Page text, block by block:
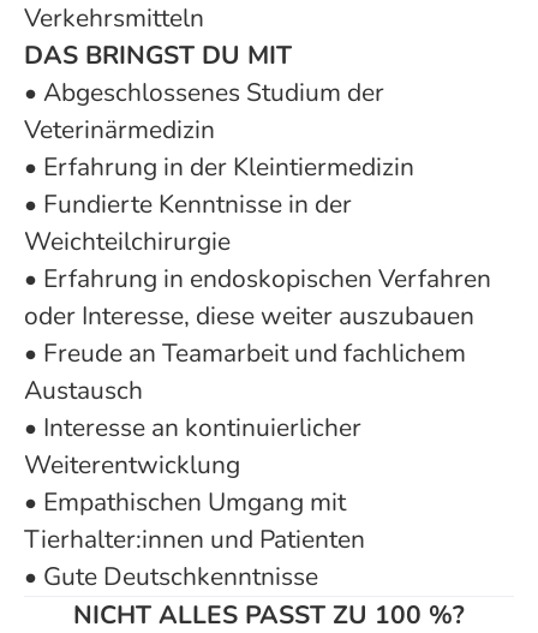
Verkehrsmitteln
DAS BRINGST DU MIT
• Abgeschlossenes Studium der
Veterinärmedizin
• Erfahrung in der Kleintiermedizin
• Fundierte Kenntnisse in der
Weichteilchirurgie
• Erfahrung in endoskopischen Verfahren
oder Interesse, diese weiter auszubauen
• Freude an Teamarbeit und fachlichem
Austausch
• Interesse an kontinuierlicher
Weiterentwicklung
• Empathischen Umgang mit
Tierhalter:innen und Patienten
• Gute Deutschkenntnisse
NICHT ALLES PASST ZU 100 %?